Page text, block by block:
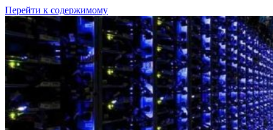
Перейти к содержимому